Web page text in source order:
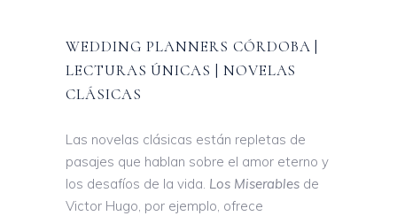
WEDDING PLANNERS CÓRDOBA |
LECTURAS ÚNICAS | NOVELAS
CLÁSICAS
Las novelas clásicas están repletas de
pasajes que hablan sobre el amor eterno y
los desafíos de la vida. Los Miserables de
Victor Hugo, por ejemplo, ofrece